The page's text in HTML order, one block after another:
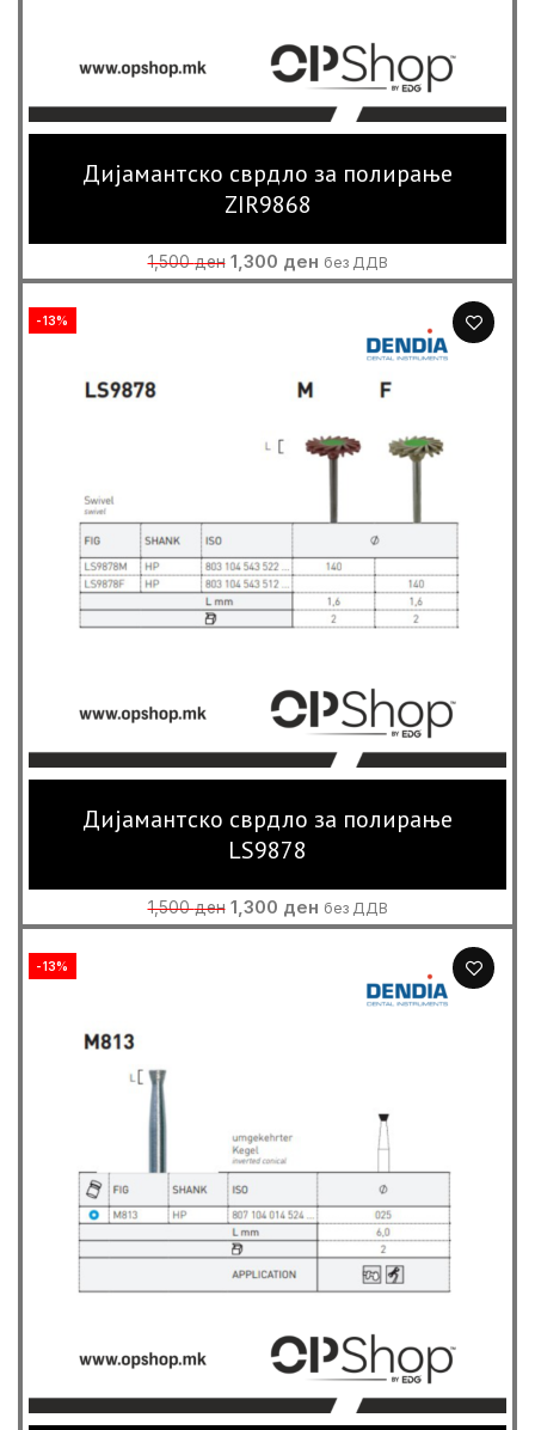
Дијамантско сврдло за полирање
ZIR9868
1,500ден Original
price
1,300 денCurrent
price
без ДДВ
-13%
Дијамантско сврдло за полирање
LS9878
1,500ден Original
price
1,300 денCurrent
price
без ДДВ
-13%